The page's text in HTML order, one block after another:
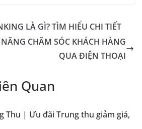
LÀ GÌ? TÌM HIỂU CHI TIẾT
CHĂM SÓC KHÁCH HÀNG
QUA ĐIỆN THOẠI
Quan
Thu | Ưu đãi Trung thu giảm giá,